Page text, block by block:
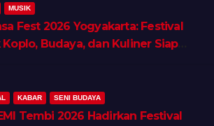
MUSIK
Fest 2026 Yogyakarta: Festival
Koplo, Budaya, dan Kuliner Siap
KABAR SENI BUDAYA
Tembi 2026 Hadirkan Festival